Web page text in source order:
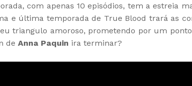
com apenas 10 episódios, tem a estreia
e última temporada de True Blood trará as
triangulo amoroso, prometendo por um
de Anna Paquin ira terminar?